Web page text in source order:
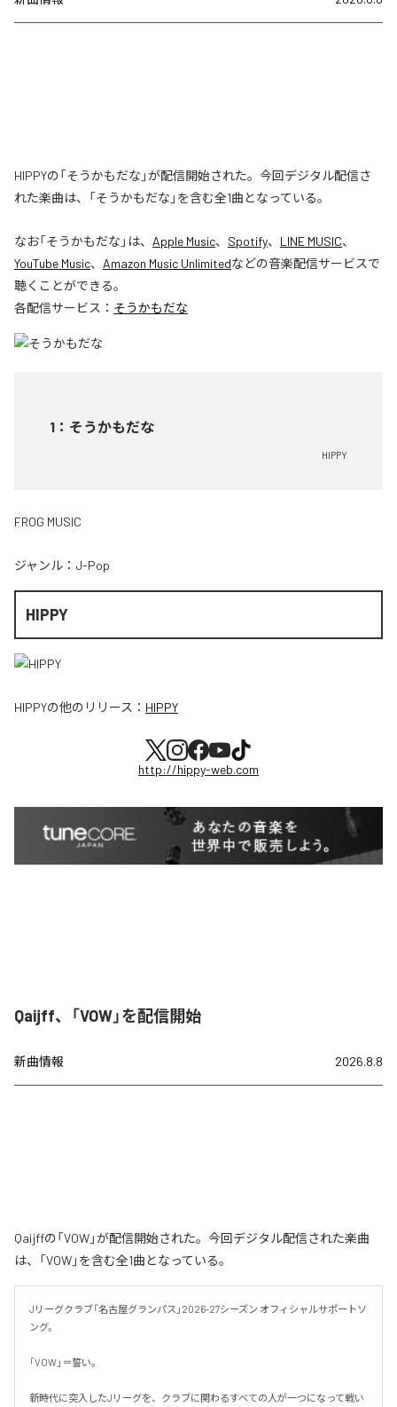
HIPPYの「そうかもだな」が配信開始された。今回デジタル配信さ
れた楽曲は、「そうかもだな」を含む全1曲となっている。
なお「そうかもだな 」は、 Apple Music、 Spotify、 LINE MUSIC、
YouTube Music、 Amazon Music Unlimitedなどの音楽配信サービスで
聴くことができる。
各配信サービス： そうかもだな
1 ： そうかもだな
HIPPY
FROG MUSIC
ジャンル： J-Pop
HIPPY
HIPPYの他のリリース： HIPPY
http://hippy-web.com
Qaijff、「VOW」を配信開始
新曲情報 2026.8.8
Qaijffの「VOW」が配信開始された。今回デジタル配信された楽曲
は、「VOW」を含む全1曲となっている。
Jリーグクラブ「名古屋グランパス」2026-27シーズン オフィシャルサポートソ
ング。
「VOW」＝誓い。
新時代に突入したJリーグを、クラブに関わるすべての人が一つになって戦い